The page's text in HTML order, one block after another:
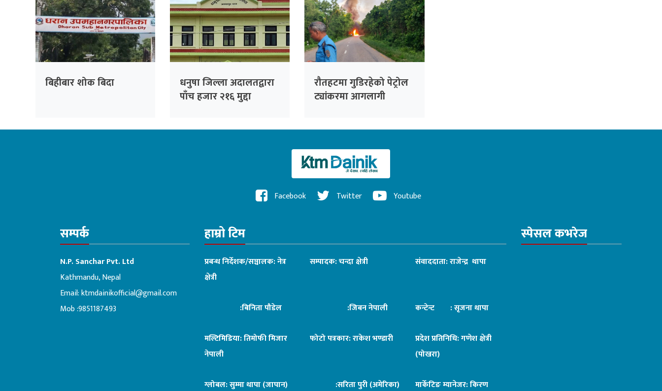
बिहीबार शोक बिदा
धनुषा जिल्ला अदालतद्वारा
पाँच हजार २१६ मुद्दा
रौतहटमा गुडिरहेको पेट्रोल
ट्यांकरमा आगलागी
Facebook Twitter Youtube
सम्पर्क
N.P. Sanchar Pvt. Ltd
Kathmandu, Nepal
Email:ktmdainikofficial@gmail.com
Mob :9851187493
हाम्रो टिम
प्रबन्ध निर्देशक/सञ्चालक: नेत्र
क्षेत्री
सम्पादक: चन्दा क्षेत्री संवाददाता: राजेन्द्र थापा
:बिनिता पौडेल :जिबन नेपाली कन्टेन्ट : सृजना थापा
मल्टिमिडिया: तिमोफी मिजार
नेपाली
फोटो पत्रकार: राकेश भण्डारी
प्रदेश प्रतिनिधि: गणेश क्षेत्री
(पोखरा)
ग्लोबल: सुम्मा थापा (जापान) :सरिता पुरी (अमेरिका) मार्केटिङ म्यानेजर: किरण
स्पेसल कभरेज